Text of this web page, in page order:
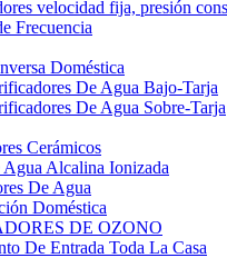
velocidad fija, presión
Frecuencia
Doméstica
De Agua Bajo-Tarja
De Agua Sobre-Tarja
Cerámicos
Alcalina Ionizada
De Agua
Doméstica
DE OZONO
De Entrada Toda La Casa